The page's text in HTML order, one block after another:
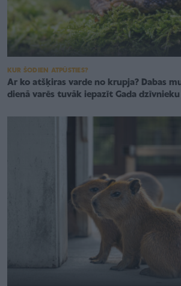
KUR ŠODIEN ATPŪSTIES?
Ar ko atšķiras varde no krupja? Dabas
dienā varēs tuvāk iepazīt Gada dzīvnieku